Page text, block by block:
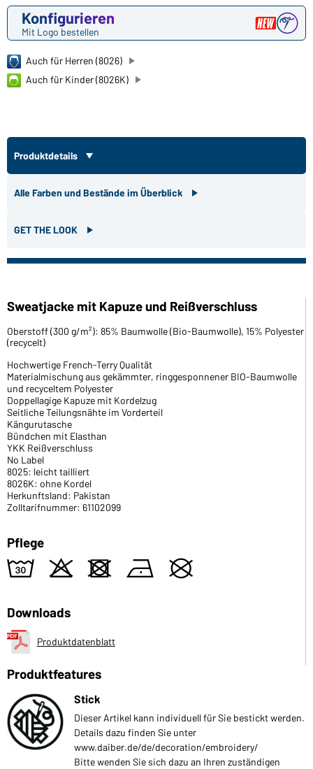
Konfigurieren
Mit Logo bestellen
Auch für Herren (8026)
Auch für Kinder (8026K)
Produktdetails
Alle Farben und Bestände im Überblick
GET THE LOOK
Sweatjacke mit Kapuze und Reißverschluss
Oberstoff (300 g/m²): 85% Baumwolle (Bio-Baumwolle), 15% Polyester
(recycelt)
Hochwertige French-Terry Qualität
Materialmischung aus gekämmter, ringgesponnener BIO-Baumwolle
und recyceltem Polyester
Doppellagige Kapuze mit Kordelzug
Seitliche Teilungsnähte im Vorderteil
Kängurutasche
Bündchen mit Elasthan
YKK Reißverschluss
No Label
8025: leicht tailliert
8026K: ohne Kordel
Herkunftsland: Pakistan
Zolltarifnummer: 61102099
Pflege
w o d n U
Downloads
Produktdatenblatt
Produktfeatures
Stick
Dieser Artikel kann individuell für Sie bestickt werden.
Details dazu finden Sie unter
www.daiber.de/de/decoration/embroidery/
Bitte wenden Sie sich dazu an Ihren zuständigen